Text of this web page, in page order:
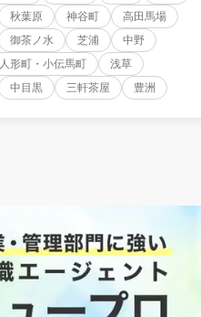
秋葉原 神谷町
高田馬場
御茶ノ水 芝浦
中野
人形町・小伝馬町
浅草
中目黒 三軒茶屋 豊洲